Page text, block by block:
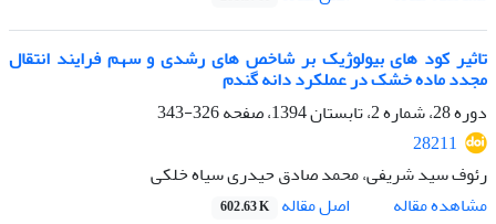
تاثیر کود های بیولوژیک بر شاخص های رشدی و سهم فرایند انتقال
مجدد ماده خشک در عملکرد دانه گندم
دوره 28، شماره 2، تابستان 1394، صفحه
326-343
28211
رئوف سید شریفی، محمد صادق حیدری سیاه خلکی
مشاهده مقاله
اصل مقاله 602.63 K